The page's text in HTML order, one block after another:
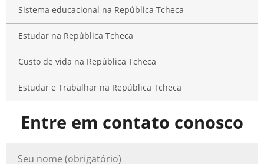
Sistema educacional na República Tcheca
Estudar na República Tcheca
Custo de vida na República Tcheca
Estudar e Trabalhar na República Tcheca
Entre em contato conosco